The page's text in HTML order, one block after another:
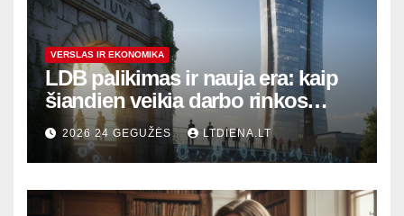
VERSLAS IR EKONOMIKA
LDB palikimas ir nauja era: kaip
šiandien veikia darbo rinkos
variklis Lietuvoje?
2026 24 GEGUŽĖS LTDIENA.LT